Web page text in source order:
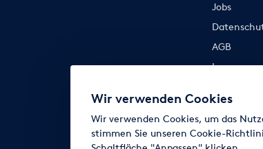
Jobs
AGB
Impressum
Wir verwenden Cookies
Wir verwenden Cookies, um das
stimmen Sie unseren Cookie-